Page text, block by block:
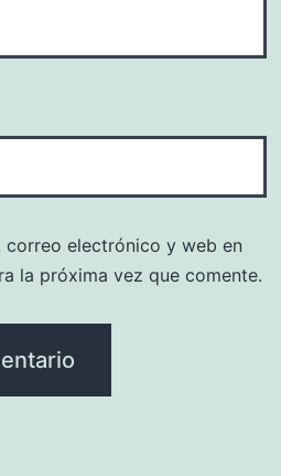
correo electrónico y web en
la próxima vez que comente.